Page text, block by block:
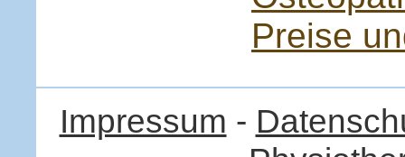
Preise
Impressum -